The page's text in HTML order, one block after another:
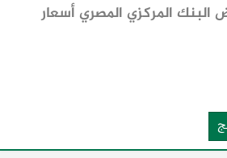
المركزي المصري أسعار